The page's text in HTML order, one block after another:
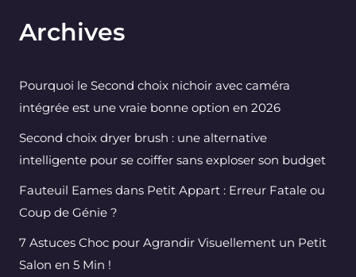
Archives
Pourquoi le Second choix nichoir avec caméra
intégrée est une vraie bonne option en 2026
Second choix dryer brush : une alternative
intelligente pour se coiffer sans exploser son budget
Fauteuil Eames dans Petit Appart : Erreur Fatale ou
Coup de Génie ?
7 Astuces Choc pour Agrandir Visuellement un Petit
Salon en 5 Min !